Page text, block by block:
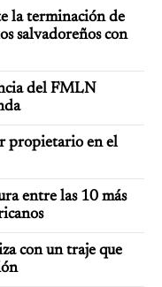
la terminación de
salvadoreños con
del FMLN
propietario en el
entre las 10 más
con un traje que